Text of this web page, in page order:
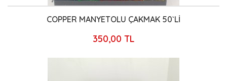
COPPER MANYETOLU ÇAKMAK 50`Lİ
350,00 TL